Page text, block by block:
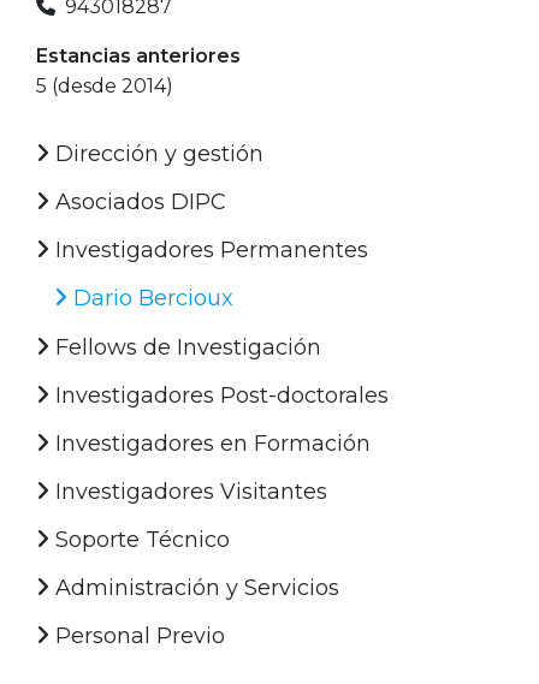
943018287
Estancias anteriores
5 (desde 2014)
Dirección y gestión
Asociados DIPC
Investigadores Permanentes
Dario Bercioux
Fellows de Investigación
Investigadores Post-doctorales
Investigadores en Formación
Investigadores Visitantes
Soporte Técnico
Administración y Servicios
Personal Previo